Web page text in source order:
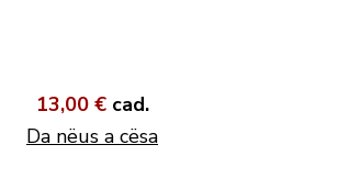
13,00 € cad.
Da nëus a cësa